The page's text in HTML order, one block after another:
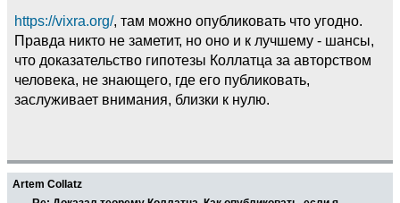
https://vixra.org/, там можно опубликовать что угодно.
Правда никто не заметит, но оно и к лучшему - шансы,
что доказательство гипотезы Коллатца за авторством
человека, не знающего, где его публиковать,
заслуживает внимания, близки к нулю.
Artem Collatz